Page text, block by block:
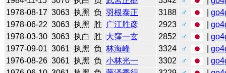
1978-08-17 3063 执黑 负 羽根泰正 3188 ♂ |
1978-06-22 3063 执黑 胜 广江胜彦 2923 ♂ |
1978-03-30 3063 执白 胜 大窪一玄 2852 ♂ |
1977-09-01 3061 执黑 负 林海峰 3324 ♂ |
1976-08-26 3061 执黑 负 小林光一 3302 ♂ |